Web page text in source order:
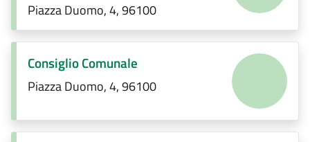
Piazza Duomo, 4, 96100
Consiglio Comunale
Piazza Duomo, 4, 96100